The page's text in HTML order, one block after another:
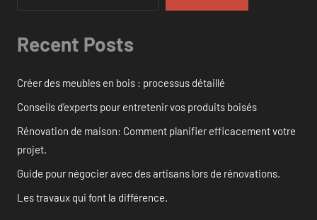
Recent Posts
Créer des meubles en bois : processus détaillé
Conseils d’experts pour entretenir vos produits boisés
Rénovation de maison: Comment planifier efficacement votre
projet.
Guide pour négocier avec des artisans lors de rénovations.
Les travaux qui font la différence.